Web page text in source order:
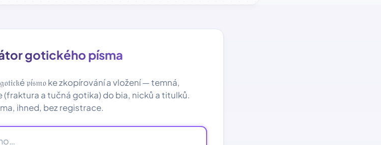
gotického písma
𝔭í𝔰𝔪𝔬 ke zkopírování a vložení — temná,
(fraktura a tučná gotika) do bia, nicků a titulků.
ihned, bez registrace.